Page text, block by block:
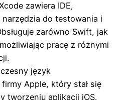
zawiera IDE,
do testowania i
zarówno Swift, jak
pracę z różnymi
język
Apple, który stał się
tworzeniu aplikacji iOS.